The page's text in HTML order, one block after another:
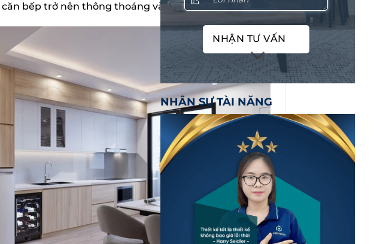
bếp trở nên thông thoáng và dễ dàng di chuyển.
NHẬN TƯ VẤN
NHÂN SỰ TÀI NĂNG